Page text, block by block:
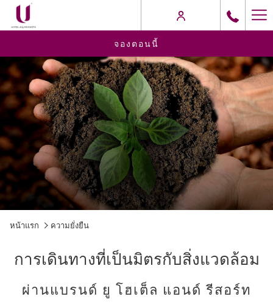
จองตอนนี้
หน้าแรก ความยั่งยืน
การเดินทางที่เป็นมิตรกับสิ่งแวดล้อม
ผ่านแบรนด์ ยู โฮเต็ล แอนด์ รีสอร์ท